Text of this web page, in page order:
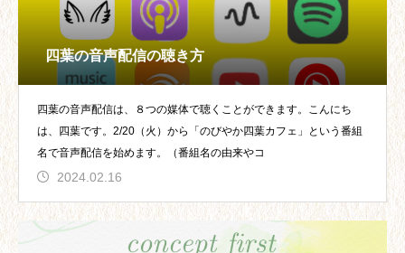
四葉の音声配信の聴き方
四葉の音声配信は、８つの媒体で聴くことができます。こんにち
は、四葉です。2/20（火）から「のびやか四葉カフェ」という番組
名で音声配信を始めます。（番組名の由来やコ
2024.02.16